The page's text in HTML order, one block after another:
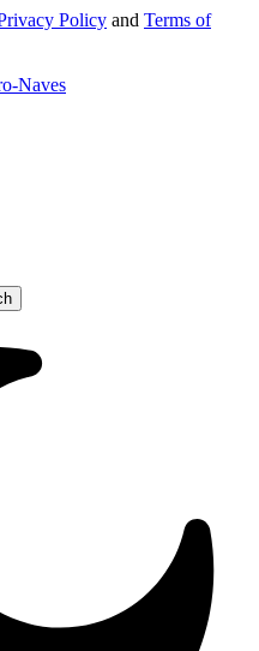
Policy and Terms of